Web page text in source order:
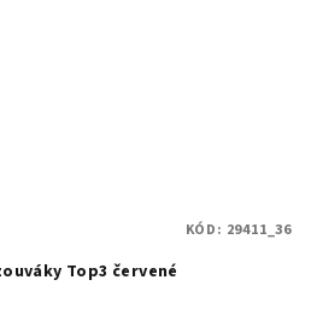
Top3 červené
KÓD: 29411_36